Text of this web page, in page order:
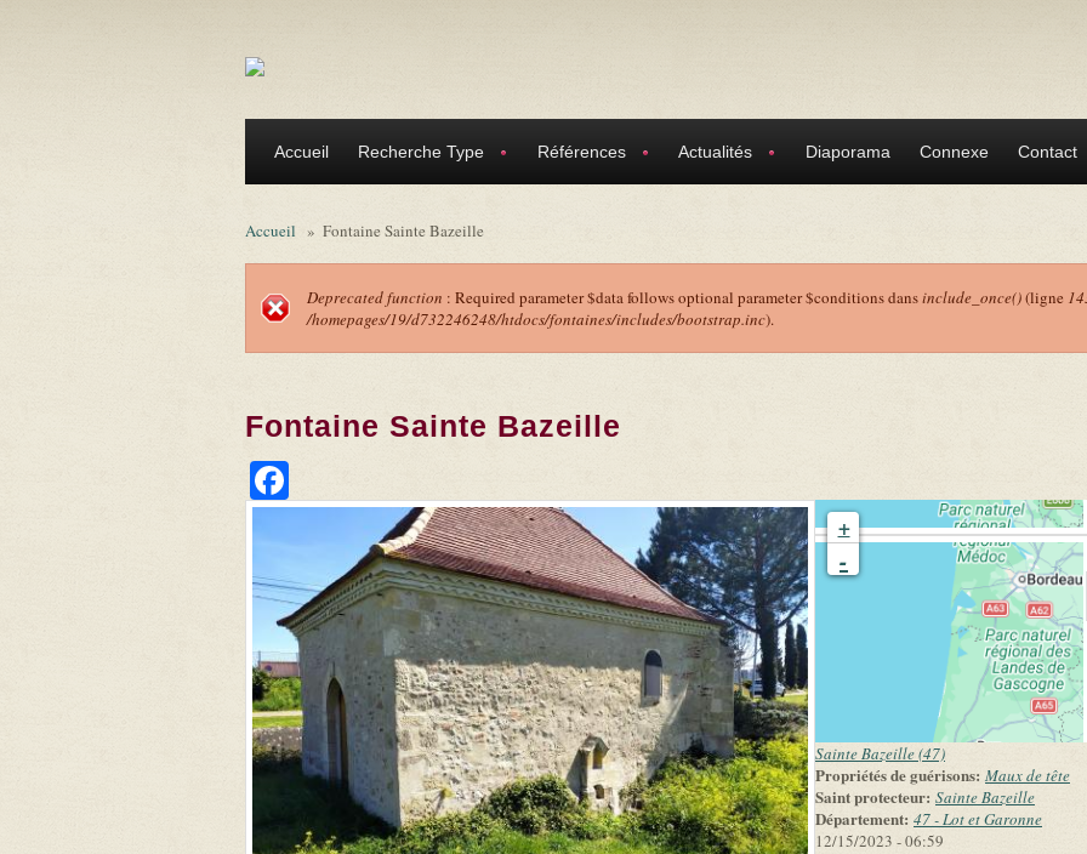
Accueil Recherche Type Références Actualités Diaporama Connexe Contact
Accueil » Fontaine Sainte Bazeille
Message d'erreur
Deprecated function : Required parameter $data follows optional parameter $conditions dansinclude_once()(ligne
/homepages/19/d732246248/htdocs/fontaines/includes/bootstrap.inc).
Fontaine Sainte Bazeille
+
-
Sainte Bazeille (47)
Propriétés de guérisons: Maux de tête
Saint protecteur: Sainte Bazeille
Département: 47 - Lot et Garonne
12/15/2023 - 06:59